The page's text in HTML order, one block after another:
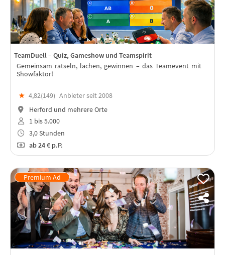
TeamDuell – Quiz, Gameshow und Teamspirit
Gemeinsam rätseln, lachen, gewinnen – das Teamevent mit
Showfaktor!
★ 4,82(149) Anbieter seit 2008
Herford und mehrere Orte
1 bis 5.000
3,0 Stunden
ab24 € p.P.